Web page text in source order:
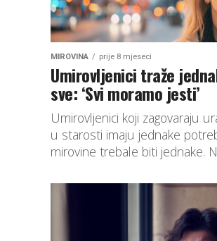
MIROVINA prije 8 mjeseci
Umirovljenici traže
sve: ‘Svi moramo jesti’
Umirovljenici koji zagovaraju
u starosti imaju jednake
mirovine trebale biti jednake.